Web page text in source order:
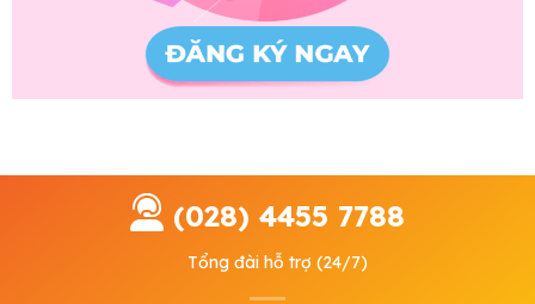
(028) 4455 7788
Tổng đài hỗ trợ (24/7)